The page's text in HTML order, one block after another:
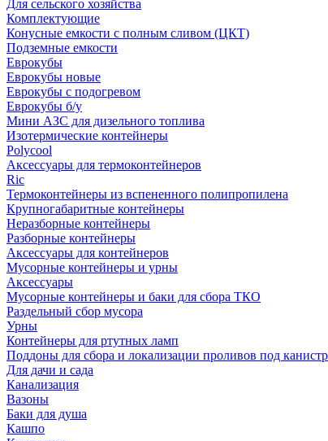
Для сельского хозяйства
Комплектующие
Конусные емкости с полным сливом (ЦКТ)
Подземные емкости
Еврокубы
Еврокубы новые
Еврокубы с подогревом
Еврокубы б/у
Мини АЗС для дизельного топлива
Изотермические контейнеры
Polycool
Аксессуары для термоконтейнеров
Ric
Термоконтейнеры из вспененного полипропилена
Крупногабаритные контейнеры
Неразборные контейнеры
Разборные контейнеры
Аксессуары для контейнеров
Мусорные контейнеры и урны
Аксессуары
Мусорные контейнеры и баки для сбора ТКО
Раздельный сбор мусора
Урны
Контейнеры для ртутных ламп
Поддоны для сбора и локализации проливов под
Для дачи и сада
Канализация
Вазоны
Баки для душа
Кашпо